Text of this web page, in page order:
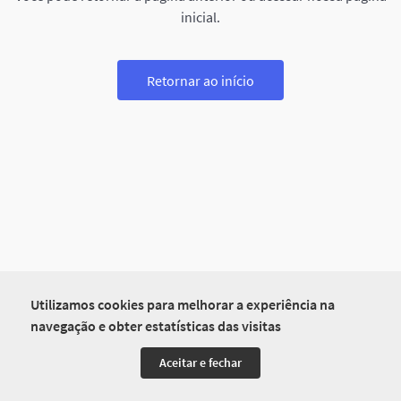
Utilizamos cookies para melhorar a experiência na
navegação e obter estatísticas das visitas
Aceitar e fechar
inicial.
Retornar ao início